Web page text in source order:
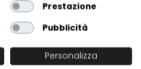
2026
modalità, rischi
Prestazione
Pubblicità
Personalizza